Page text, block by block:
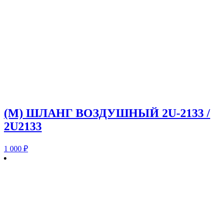
(M) ШЛАНГ ВОЗДУШНЫЙ 2U-2133 /
2U2133
1 000 ₽